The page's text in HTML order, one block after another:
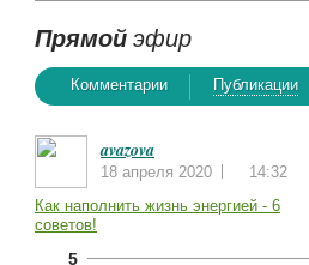
Прямойэфир
Комментарии Публикации
avazova
18 апреля 2020
14:32
Как наполнить жизнь энергией - 6
советов!
5